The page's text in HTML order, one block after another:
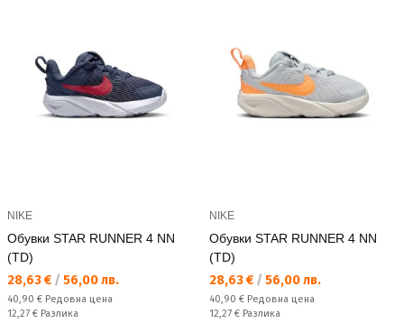
NIKE
Обувки STAR RUNNER 4 NN
(TD)
Текуща цена:
28,63 € / 56,00 лв.
Редовна цена:
40,90 € Редовна цена
Спестявате:
12,27 € Разлика
NIKE
Обувки STAR RUNNER 4 NN
(TD)
Текуща цена:
28,63 € / 56,00 лв.
Редовна цена:
40,90 € Редовна цена
Спестявате:
12,27 € Разлика